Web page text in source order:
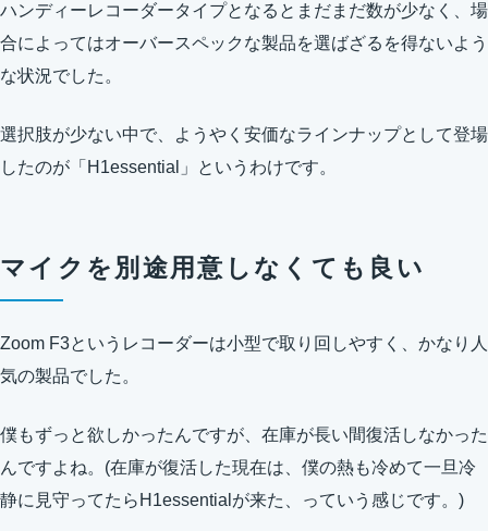
ハンディーレコーダータイプとなるとまだまだ数が少なく、場
合によってはオーバースペックな製品を選ばざるを得ないよう
な状況でした。
選択肢が少ない中で、ようやく安価なラインナップとして登場
したのが「H1essential」というわけです。
マイクを別途用意しなくても良い
Zoom F3というレコーダーは小型で取り回しやすく、かなり人
気の製品でした。
僕もずっと欲しかったんですが、在庫が長い間復活しなかった
んですよね。(在庫が復活した現在は、僕の熱も冷めて一旦冷
静に見守ってたらH1essentialが来た、っていう感じです。)